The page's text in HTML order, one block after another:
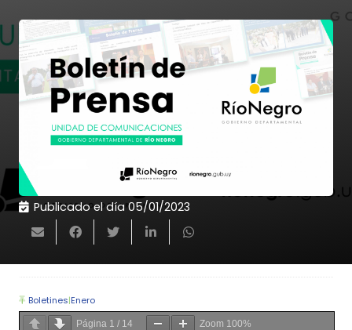
Publicado el día05/01/2023
Boletines|Enero
Página 1 / 14 Zoom 100%